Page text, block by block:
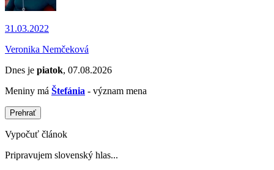
31.03.2022
Veronika Nemčeková
Dnes je piatok, 07.08.2026
Meniny má Štefánia - význam mena
Prehrať
Vypočuť článok
Pripravujem slovenský hlas...